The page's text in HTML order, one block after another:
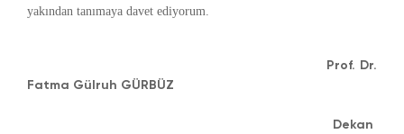
yakından tanımaya davet ediyorum.
Prof. Dr.
Fatma Gülruh GÜRBÜZ
Dekan